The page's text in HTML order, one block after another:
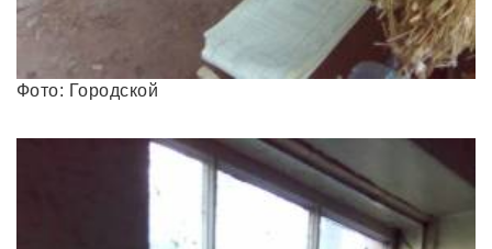
Фото: Городской